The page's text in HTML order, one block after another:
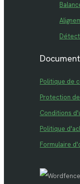
Politique de
Protection
Conditions
Politique
Formulaire